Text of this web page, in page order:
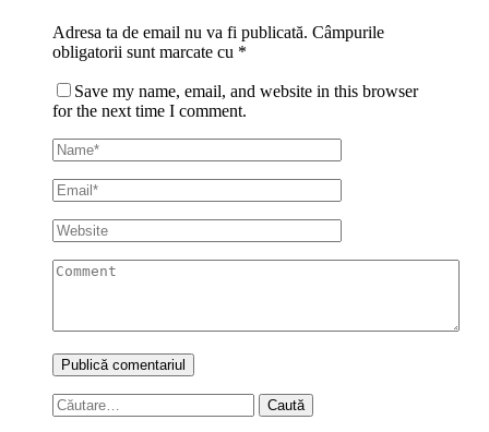
Adresa ta de email nu va fi publicată. Câmpurile
obligatorii sunt marcate cu *
Save my name, email, and website in this browser
for the next time I comment.
Caută
după: